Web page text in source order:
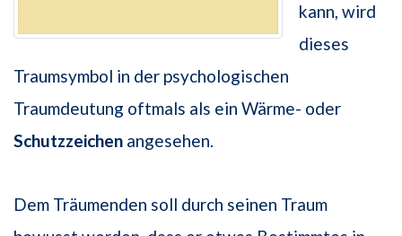
kann, wird
dieses
Traumsymbol in der psychologischen
Traumdeutung oftmals als ein Wärme- oder
Schutzzeichen angesehen.
Dem Träumenden soll durch seinen Traum